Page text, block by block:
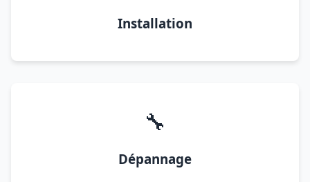
Installation
🔧
Dépannage